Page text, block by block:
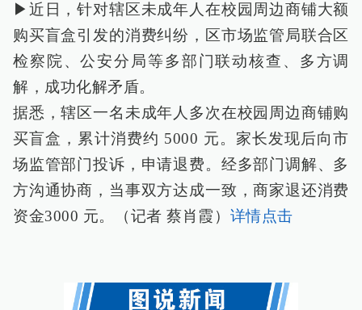
▶近日，针对辖区未成年人在校园周边商铺大额
购买盲盒引发的消费纠纷，区市场监管局联合区
检察院、公安分局等多部门联动核查、多方调
解，成功化解矛盾。
据悉，辖区一名未成年人多次在校园周边商铺购
买盲盒，累计消费约 5000 元。家长发现后向市
场监管部门投诉，申请退费。经多部门调解、多
方沟通协商，当事双方达成一致，商家退还消费
资金3000 元。（记者 蔡肖霞） 详情点击